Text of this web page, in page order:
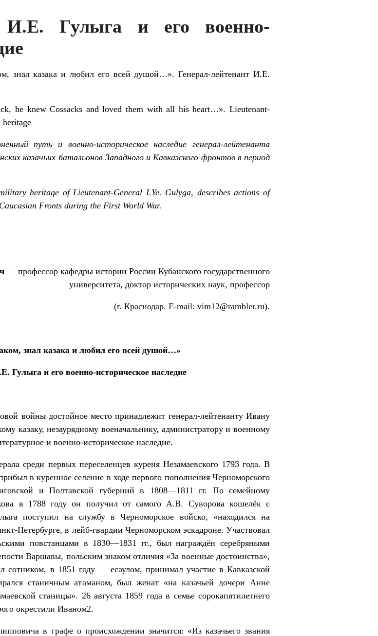
И.Е. Гулыга и его военно-
казака и любил его всей душой…». Генерал-лейтенант И.Е.
he knew Cossacks and loved them with all his heart…». Lieutenant-
путь и военно-историческое наследие генерал-лейтенанта
казачьих батальонов Западного и Кавказского фронтов в период
heritage of Lieutenant-General I.Ye. Gulyga, describes actions of
Fronts during the First World War.
— профессор кафедры истории России Кубанского государственного
университета, доктор исторических наук, профессор
(г. Краснодар. E-mail: vim12@rambler.ru).
знал казака и любил его всей душой…»
Гулыга и его военно-историческое наследие
войны достойное место принадлежит генерал-лейтенанту Ивану
казаку, незаурядному военачальнику, администратору и военному
и военно-историческое наследие.
среди первых переселенцев куреня Незамаевского 1793 года. В
в куренное селение в ходе первого пополнения Черноморского
и Полтавской губерний в 1808—1811 гг. По семейному
в 1788 году он получил от самого А.В. Суворова кошелёк с
поступил на службу в Черноморское войско, «находился на
Петербурге, в лейб-гвардии Черноморском эскадроне. Участвовал
повстанцами в 1830—1831 гг., был награждён серебряными
Варшавы, польским знаком отличия «За военные достоинства»,
сотником, в 1851 году — есаулом, принимал участие в Кавказской
станичным атаманом, был женат «на казачьей дочери Анне
станицы». 26 августа 1859 года в семье сорокапятилетнего
окрестили Иваном2.
в графе о происхождении значится: «Из казачьего звания